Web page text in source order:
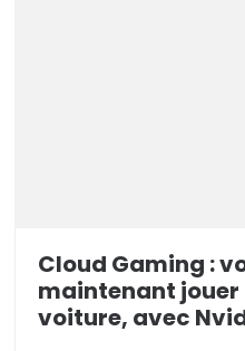
Cloud Gaming :
maintenant
voiture, avec